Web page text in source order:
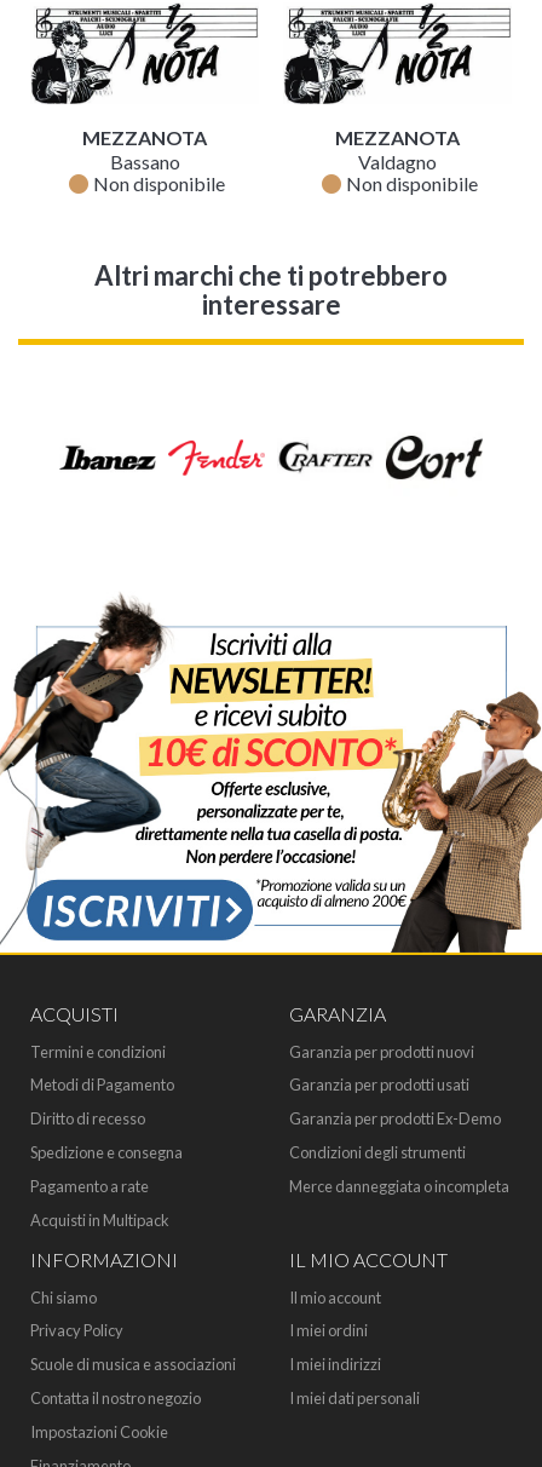
MEZZANOTA
Bassano
fiber_manual_record Non disponibile
MEZZANOTA
Valdagno
fiber_manual_record Non disponibile
Altri marchi che ti potrebbero
interessare
ACQUISTI
Termini e condizioni
Metodi di Pagamento
Diritto di recesso
Spedizione e consegna
Pagamento a rate
Acquisti in Multipack
GARANZIA
Garanzia per prodotti nuovi
Garanzia per prodotti usati
Garanzia per prodotti Ex-Demo
Condizioni degli strumenti
Merce danneggiata o incompleta
INFORMAZIONI
Chi siamo
Privacy Policy
Scuole di musica e associazioni
Contatta il nostro negozio
Impostazioni Cookie
IL MIO ACCOUNT
Il mio account
I miei ordini
I miei indirizzi
I miei dati personali